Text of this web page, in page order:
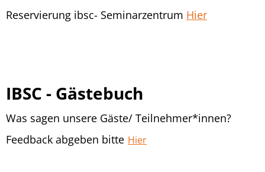
Reservierung ibsc- Seminarzentrum Hier
IBSC - Gästebuch
Was sagen unsere Gäste/ Teilnehmer*innen?
Feedback abgeben bitte Hier